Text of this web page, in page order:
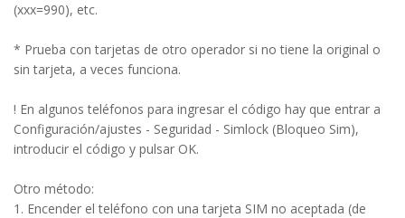
(xxx=990), etc.
* Prueba con tarjetas de otro operador si no tiene la original o
sin tarjeta, a veces funciona.
! En algunos teléfonos para ingresar el código hay que entrar a
Configuración/ajustes - Seguridad - Simlock (Bloqueo Sim),
introducir el código y pulsar OK.
Otro método:
1. Encender el teléfono con una tarjeta SIM no aceptada (de